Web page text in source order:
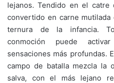
lejanos. Tendido en el catre
convertido en carne
ternura de la infancia.
conmoción puede
sensaciones más profundas.
campo de batalla mezcla la
salva, con el más lejano